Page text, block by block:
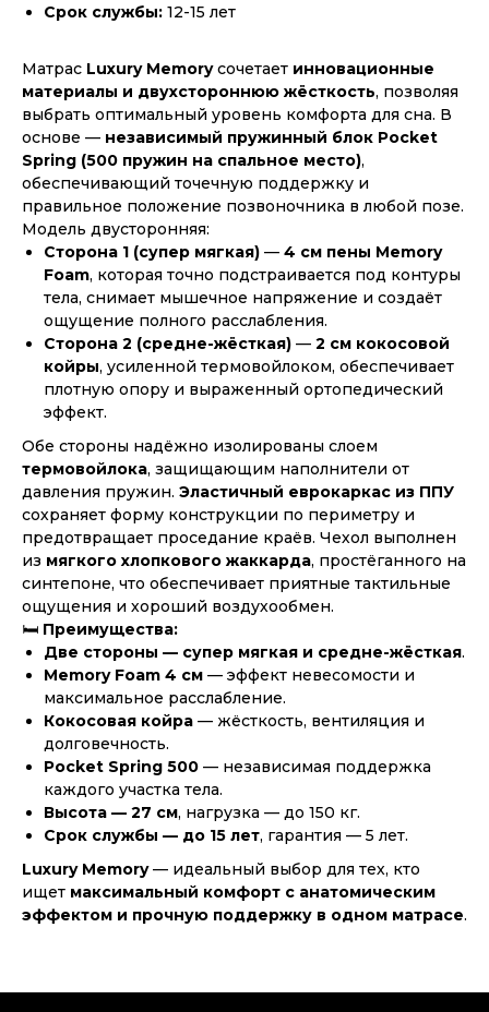
Срок службы: 12-15 лет
Матрас Luxury Memoryсочетает инновационные
материалы и двухстороннюю жёсткость, позволяя
выбрать оптимальный уровень комфорта для сна. В
основе — независимый пружинный блок Pocket
Spring (500 пружин на спальное место),
обеспечивающий точечную поддержку и
правильное положение позвоночника в любой позе.
Модель двусторонняя:
Сторона 1 (супер мягкая) — 4 см пены Memory
Foam, которая точно подстраивается под контуры
тела, снимает мышечное напряжение и создаёт
ощущение полного расслабления.
Сторона 2 (средне-жёсткая) — 2 см кокосовой
койры, усиленной термовойлоком, обеспечивает
плотную опору и выраженный ортопедический
эффект.
Обе стороны надёжно изолированы слоем
термовойлока, защищающим наполнители от
давления пружин. Эластичный еврокаркас из ППУ
сохраняет форму конструкции по периметру и
предотвращает проседание краёв. Чехол выполнен
из мягкого хлопкового жаккарда, простёганного на
синтепоне, что обеспечивает приятные тактильные
ощущения и хороший воздухообмен.
🛏 Преимущества:
Две стороны — супер мягкая и средне-жёсткая.
Memory Foam 4 см — эффект невесомости и
максимальное расслабление.
Кокосовая койра — жёсткость, вентиляция и
долговечность.
Pocket Spring 500 — независимая поддержка
каждого участка тела.
Высота — 27 см, нагрузка — до 150 кг.
Срок службы — до 15 лет, гарантия — 5 лет.
Luxury Memory— идеальный выбор для тех, кто
ищет максимальный комфорт с анатомическим
эффектом и прочную поддержку в одном матрасе.